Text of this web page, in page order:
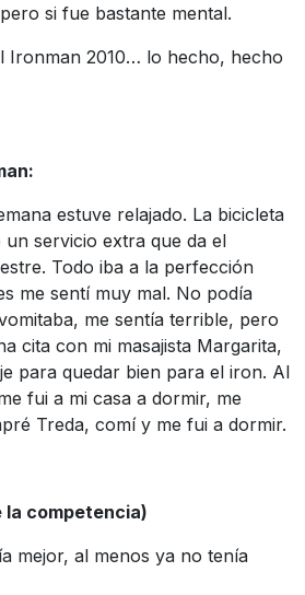
si fue bastante mental.
Ironman 2010… lo hecho, hecho
estuve relajado. La bicicleta
un servicio extra que da el
Todo iba a la perfección
me sentí muy mal. No podía
me sentía terrible, pero
cita con mi masajista Margarita,
para quedar bien para el iron. Al
fui a mi casa a dormir, me
Treda, comí y me fui a dormir.
la competencia)
mejor, al menos ya no tenía